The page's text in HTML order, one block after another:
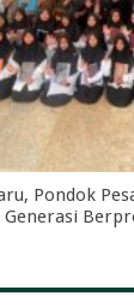
Pondok